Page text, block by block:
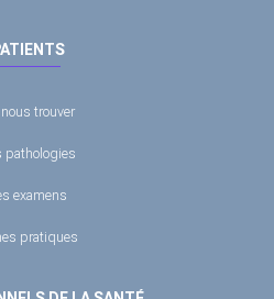
trouver
pathologies
examens
pratiques